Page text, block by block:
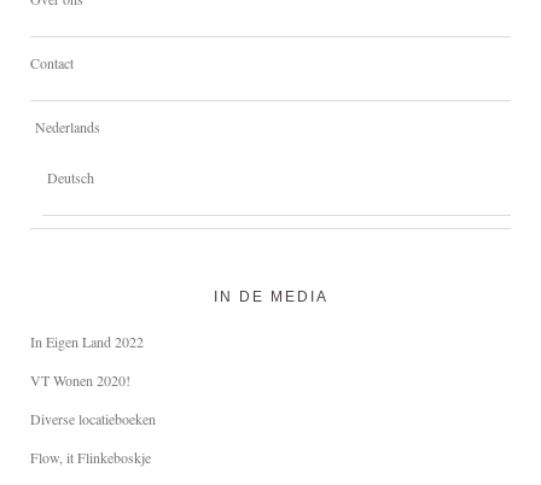
Contact
Nederlands
Deutsch
IN DE MEDIA
In Eigen Land 2022
VT Wonen 2020!
Diverse locatieboeken
Flow, it Flinkeboskje